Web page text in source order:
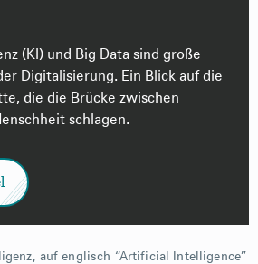
(KI) und Big Data sind große
Digitalisierung. Ein Blick auf die
die die Brücke zwischen
schlagen.
auf englisch “Artificial Intelligence”